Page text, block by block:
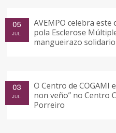
AVEMPO celebra
pola Esclerose
mangueirazo
05
JUL.
O Centro de COGAMI
non veño” no Centro
Porreiro
03
JUL.